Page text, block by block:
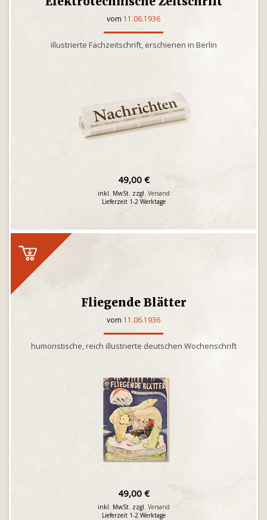
vom 11.06.1936
illustrierte Fachzeitschrift, erschienen in Berlin
49,00 €
inkl. MwSt. zzgl. Versand
Lieferzeit 1-2 Werktage
Fliegende Blätter
vom 11.06.1936
humoristische, reich illustrierte deutschen Wochenschrift
49,00 €
inkl. MwSt. zzgl. Versand
Lieferzeit 1-2 Werktage